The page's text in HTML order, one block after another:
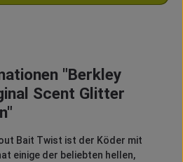
"Berkley
Scent Glitter
Bait Twist ist der Köder mit
einige der beliebten hellen,